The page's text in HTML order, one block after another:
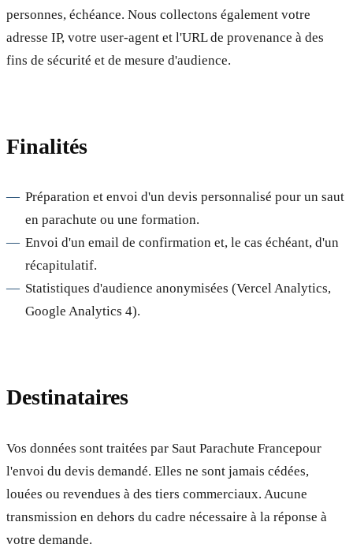
personnes, échéance. Nous collectons également votre
adresse IP, votre user-agent et l'URL de provenance à des
fins de sécurité et de mesure d'audience.
Finalités
Préparation et envoi d'un devis personnalisé pour un saut
en parachute ou une formation.
Envoi d'un email de confirmation et, le cas échéant, d'un
récapitulatif.
Statistiques d'audience anonymisées (Vercel Analytics,
Google Analytics 4).
Destinataires
Vos données sont traitées par Saut Parachute Francepour
l'envoi du devis demandé. Elles ne sont jamais cédées,
louées ou revendues à des tiers commerciaux. Aucune
transmission en dehors du cadre nécessaire à la réponse à
votre demande.